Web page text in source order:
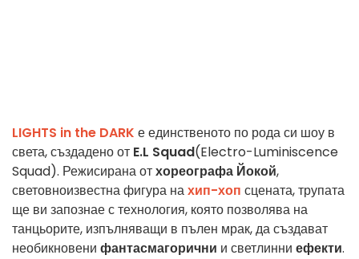
LIGHTS in the DARK е единственото по рода си шоу в
света, създадено от E.L Squad(Electro-Luminiscence
Squad). Режисирана отхореографа Йокой,
световноизвестна фигура нахип-хоп сцената, трупата
ще ви запознае с технология, която позволява на
танцьорите, изпълняващи в пълен мрак, да създават
необикновени фантасмагорични и светлинни ефекти.